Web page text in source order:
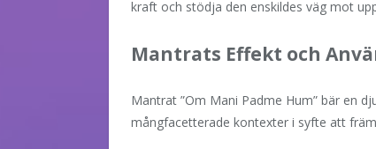
kraft och stödja den enskildes väg mot
Mantrats Effekt och
Mantrat ”Om Mani Padme Hum” bär en
mångfacetterade kontexter i syfte att